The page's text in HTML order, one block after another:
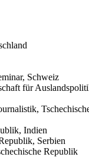
Schweiz
für
Indien
Serbien
Republik